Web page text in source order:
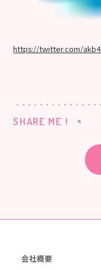
https://twitter.com/
SHARE ME !
会社概要